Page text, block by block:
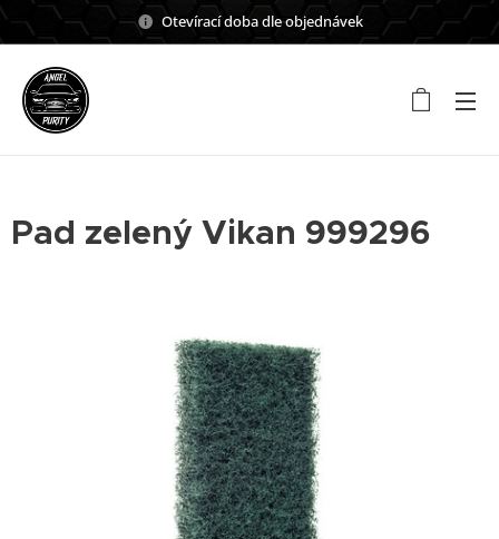
Otevírací doba dle objednávek
Pad zelený Vikan 999296